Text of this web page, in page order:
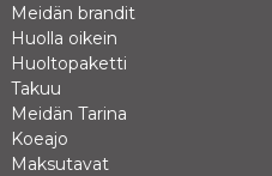
Meidän brandit
Huolla oikein
Huoltopaketti
Takuu
Meidän Tarina
Koeajo
Maksutavat